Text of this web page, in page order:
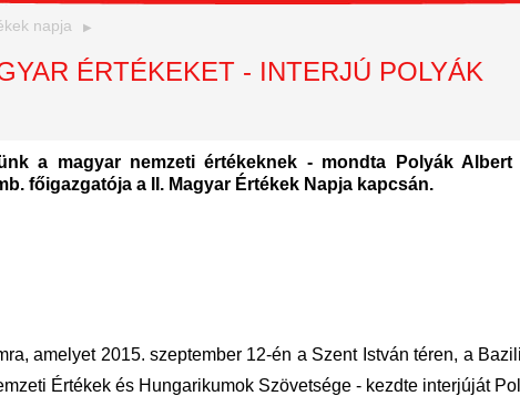
napja
ÉRTÉKEKET - INTERJÚ POLYÁK
a magyar nemzeti értékeknek - mondta Polyák Albert
főigazgatója a II. Magyar Értékek Napja kapcsán.
amelyet 2015. szeptember 12-én a Szent István téren, a
Értékek és Hungarikumok Szövetsége - kezdte interjúját